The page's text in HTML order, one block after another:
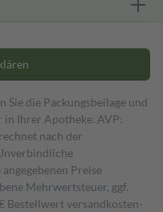
Sie die Packungsbeilage und
Ihrer Apotheke. AVP:
nach der
Preise
Mehrwertsteuer, ggf.
Bestell­wert versand­kosten­